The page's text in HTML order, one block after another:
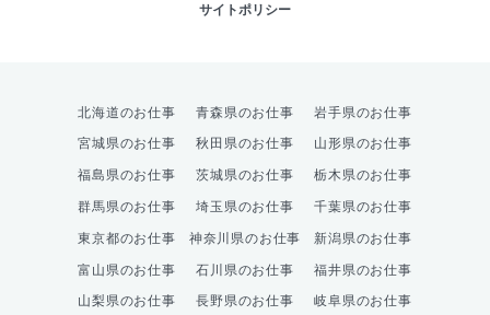
サイトポリシー
北海道のお仕事 青森県のお仕事 岩手県のお仕事
宮城県のお仕事 秋田県のお仕事 山形県のお仕事
福島県のお仕事 茨城県のお仕事 栃木県のお仕事
群馬県のお仕事 埼玉県のお仕事 千葉県のお仕事
東京都のお仕事 神奈川県のお仕事 新潟県のお仕事
富山県のお仕事 石川県のお仕事 福井県のお仕事
山梨県のお仕事 長野県のお仕事 岐阜県のお仕事